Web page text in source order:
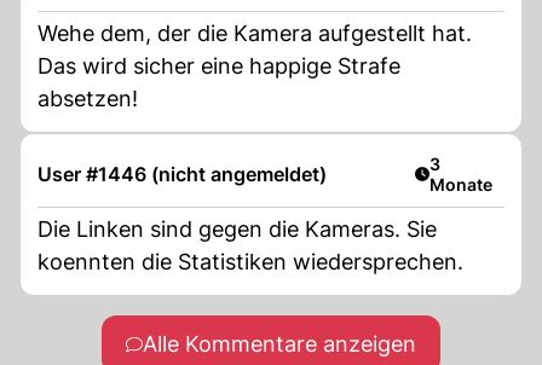
Wehe dem, der die Kamera aufgestellt hat.
Das wird sicher eine happige Strafe
absetzen!
User #1446 (nicht angemeldet) Artikel
3
Monate
Die Linken sind gegen die Kameras. Sie
koennten die Statistiken wiedersprechen.
Alle Kommentare anzeigen